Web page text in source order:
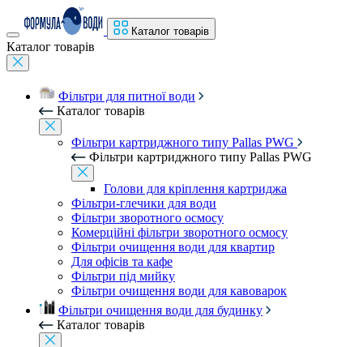
Каталог товарів
Каталог товарів
Фільтри для питної води
Каталог товарів
Фільтри картриджного типу Pallas PWG
Фільтри картриджного типу Pallas PWG
Голови для кріплення картриджа
Фільтри-глечики для води
Фільтри зворотного осмосу
Комерційні фільтри зворотного осмосу
Фільтри очищення води для квартир
Для офісів та кафе
Фільтри під мийку
Фільтри очищення води для кавоварок
Фільтри очищення води для будинку
Каталог товарів